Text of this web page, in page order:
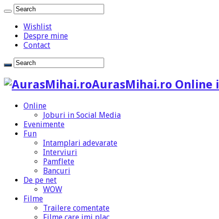
Wishlist
Despre mine
Contact
AurasMihai.ro Online
Online
Joburi in Social Media
Evenimente
Fun
Intamplari adevarate
Interviuri
Pamflete
Bancuri
De pe net
WOW
Filme
Trailere comentate